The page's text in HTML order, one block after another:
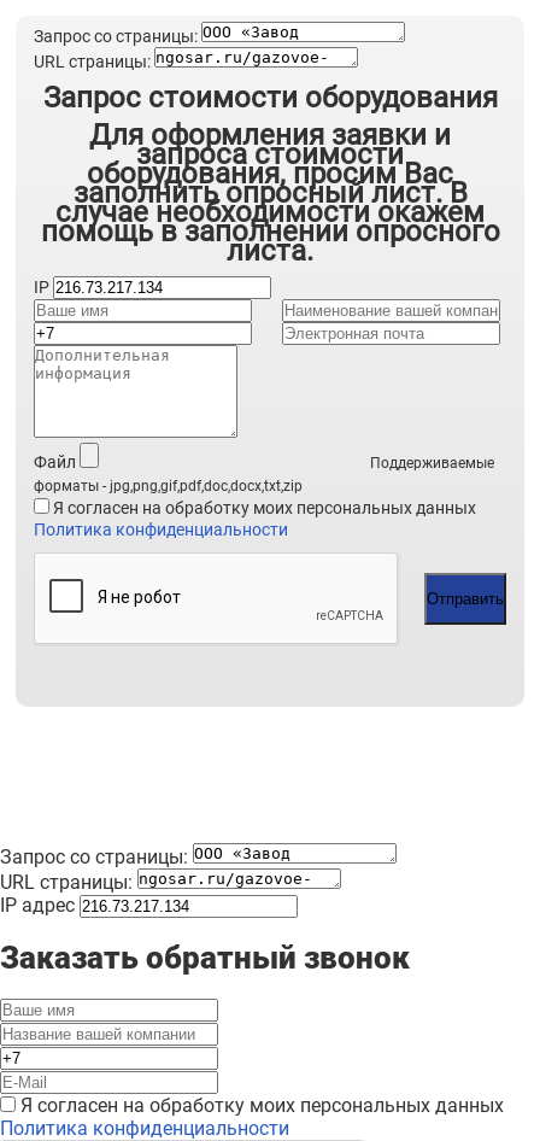
Запрос со страницы:
URL страницы:
Запрос стоимости оборудования
Для оформления заявки и
запроса стоимости
оборудования, просим Вас
заполнить опросный лист. В
случае необходимости окажем
помощь в заполнении опросного
листа.
IP
Файл
Поддерживаемые
форматы - jpg,png,gif,pdf,doc,docx,txt,zip
Я согласен на обработку моих персональных данных
Политика конфиденциальности
Отправить
Запрос со страницы:
URL страницы:
IP адрес
Заказать обратный звонок
Я согласен на обработку моих персональных данных
Политика конфиденциальности